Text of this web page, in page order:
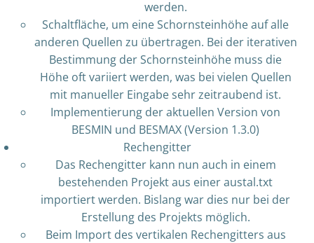
werden.
Schaltfläche, um eine Schornsteinhöhe auf alle
anderen Quellen zu übertragen. Bei der iterativen
Bestimmung der Schornsteinhöhe muss die
Höhe oft variiert werden, was bei vielen Quellen
mit manueller Eingabe sehr zeitraubend ist.
Implementierung der aktuellen Version von
BESMIN und BESMAX (Version 1.3.0)
Rechengitter
Das Rechengitter kann nun auch in einem
bestehenden Projekt aus einer austal.txt
importiert werden. Bislang war dies nur bei der
Erstellung des Projekts möglich.
Beim Import des vertikalen Rechengitters aus